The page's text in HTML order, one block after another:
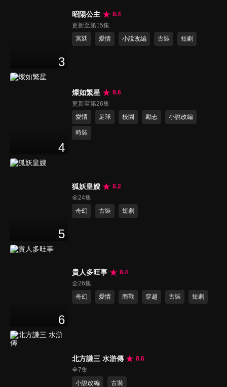
3
昭陽公主
8.4
更新至第15集
宮廷
愛情 小說改編 古裝 短劇
4
燦如繁星
9.6
更新至第26集
愛情
足球 校園 勵志 小說改編
時裝
5
狐妖皇嫂
8.2
全24集
奇幻
古裝 短劇
6
貴人多旺事
8.4
全26集
奇幻
愛情 商戰 穿越 古裝 短劇
北方謙三 水滸傳
8.6
全7集
小說改編
古裝